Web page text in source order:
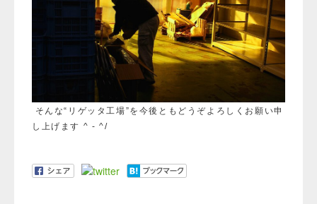
そんな“リゲッタ工場”を今後ともどうぞよろしくお願い申
し上げます ^ - ^/